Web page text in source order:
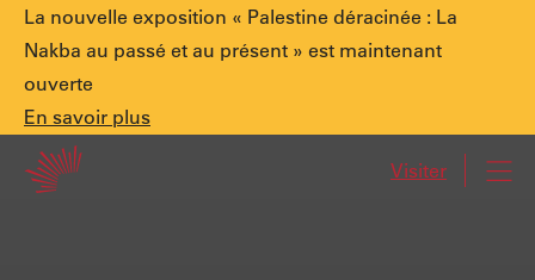
Annonce
spéciale.
La nouvelle exposition « Palestine déracinée : La
Nakba au passé et au présent » est maintenant
ouverte
En
savoir
plus
En savoir plus
Accueil Visiter